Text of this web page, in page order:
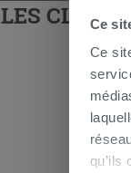
Ce
Ce
LES